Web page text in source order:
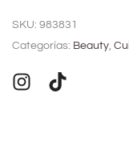
t
r
SKU: 983831
Categorías: Beauty,